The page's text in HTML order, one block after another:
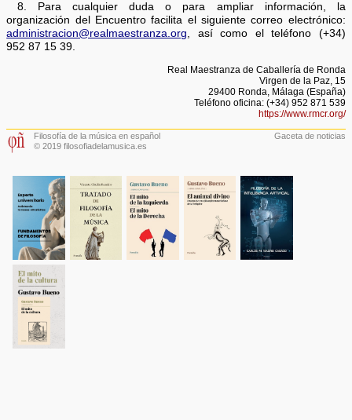
8. Para cualquier duda o para ampliar información, la
organización del Encuentro facilita el siguiente correo electrónico:
administracion@realmaestranza.org, así como el teléfono (+34)
952 87 15 39.
Real Maestranza de Caballería de Ronda
Virgen de la Paz, 15
29400 Ronda, Málaga (España)
Teléfono oficina: (+34) 952 871 539
https://www.rmcr.org/
Filosofía de la música en español
© 2019 filosofiadelamusica.es
Gaceta de noticias